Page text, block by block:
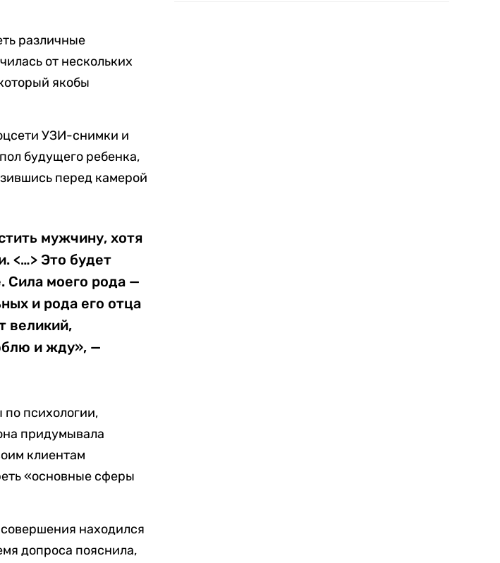
различные
от нескольких
якобы
УЗИ-снимки и
будущего ребенка,
перед камерой
мужчину, хотя
<…> Это будет
Сила моего рода —
и рода его отца
великий,
и жду», —
психологии,
придумывала
клиентам
«основные сферы
находился
допроса пояснила,